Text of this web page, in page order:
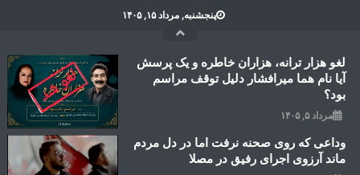
پنجشنبه, مرداد ۱۵, ۱۴۰۵
لغو هزار ترانه، هزاران خاطره و یک پرسش
آیا نام هما میرافشار دلیل توقف مراسم
بود؟
مرداد ۵, ۱۴۰۵
وداعی که روی صحنه نرفت اما در دل مردم
ماند آرزوی اجرای رفیق در مصلا